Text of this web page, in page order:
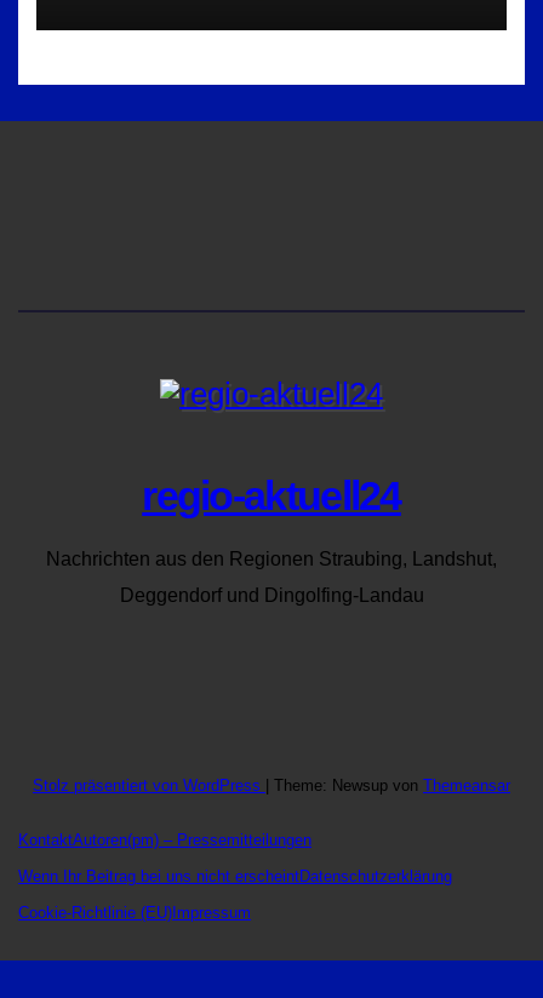
regio-aktuell24
Nachrichten aus den Regionen Straubing, Landshut,
Deggendorf und Dingolfing-Landau
Stolz präsentiert von WordPress Theme: Newsup von Themeansar
KontaktAutoren(pm) – Pressemitteilungen
Wenn Ihr Beitrag bei uns nicht erscheintDatenschutzerklärung
Cookie-Richtlinie (EU) Impressum